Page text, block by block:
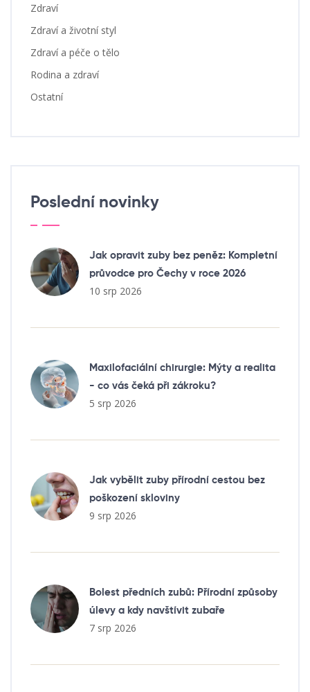
Zdraví
Zdraví a životní styl
Zdraví a péče o tělo
Rodina a zdraví
Ostatní
Poslední novinky
Jak opravit zuby bez peněz: Kompletní
průvodce pro Čechy v roce 2026
10 srp 2026
Maxilofaciální chirurgie: Mýty a realita
- co vás čeká při zákroku?
5 srp 2026
Jak vybělit zuby přírodní cestou bez
poškození skloviny
9 srp 2026
Bolest předních zubů: Přírodní způsoby
úlevy a kdy navštívit zubaře
7 srp 2026